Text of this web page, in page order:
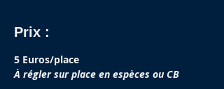
Prix :
5 Euros/place
À régler sur place en espèces ou CB